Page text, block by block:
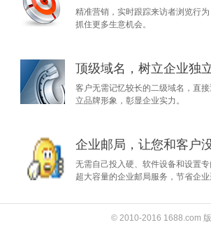
精准营销，实时跟踪来访者浏览行
抓住更多生意机会。
顶级域名，树立企业独
客户无需记忆较长的二级域名，直
立品牌形象，彰显企业实力。
企业邮局，让您和客户
无需自己投入硬、软件设备和设置
超大容量的企业邮局服务，节省企
© 2010-2016 1688.com